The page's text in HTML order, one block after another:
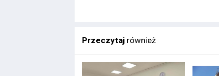
Przeczytaj również